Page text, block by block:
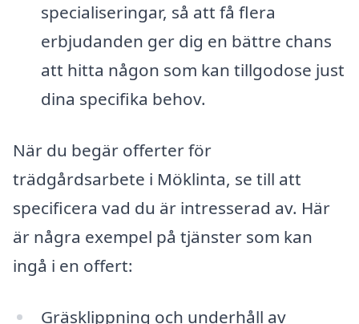
specialiseringar, så att få flera
erbjudanden ger dig en bättre chans
att hitta någon som kan tillgodose just
dina specifika behov.
När du begär offerter för
trädgårdsarbete i Möklinta, se till att
specificera vad du är intresserad av. Här
är några exempel på tjänster som kan
ingå i en offert:
Gräsklippning och underhåll av